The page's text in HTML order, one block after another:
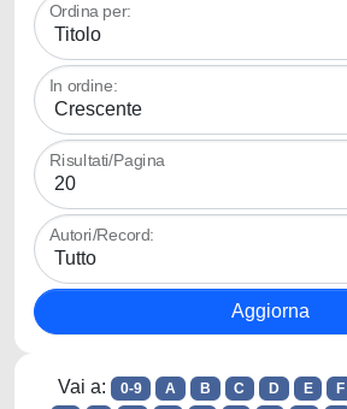
Ordina per:
In ordine:
Risultati/Pagina
Autori/Record:
Vai a: 0-9 A B C D E F